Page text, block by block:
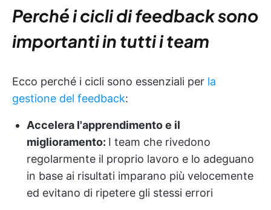
Perché i cicli di feedback sono
importanti in tutti i team
Ecco perché i cicli sono essenziali per la
gestione del feedback:
Accelera l'apprendimento e il
miglioramento: I team che rivedono
regolarmente il proprio lavoro e lo adeguano
in base ai risultati imparano più velocemente
ed evitano di ripetere gli stessi errori